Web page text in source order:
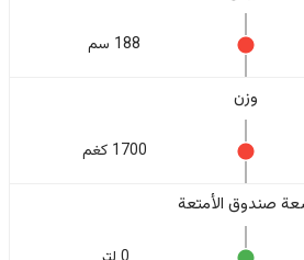
188 سم
وزن
1700 كغم
صندوق الأمتعة